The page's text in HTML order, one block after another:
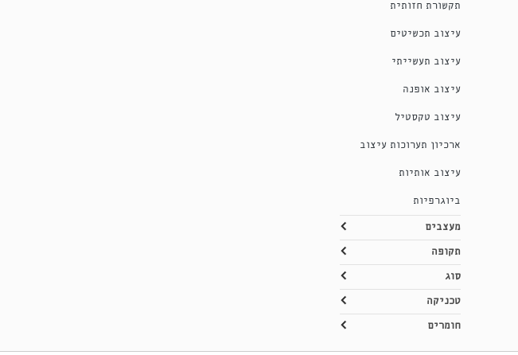
תקשורת חזותית
עיצוב תכשיטים
עיצוב תעשייתי
עיצוב אופנה
עיצוב טקסטיל
ארכיון תערוכות עיצוב
עיצוב אותיות
ביוגרפיות
מעצבים
תקופה
סוג
טכניקה
חומרים